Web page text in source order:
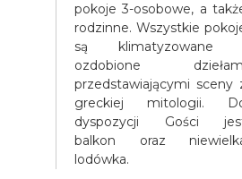
pokoje 3-osobowe, a
rodzinne. Wszystkie
są klimatyzowane
ozdobione
przedstawiającymi sceny
greckiej mitologii.
dyspozycji Gości
balkon oraz
lodówka.